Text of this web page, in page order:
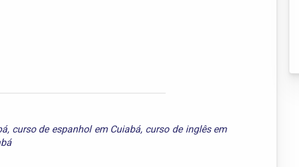
, curso de espanhol em Cuiabá, curso de inglês em